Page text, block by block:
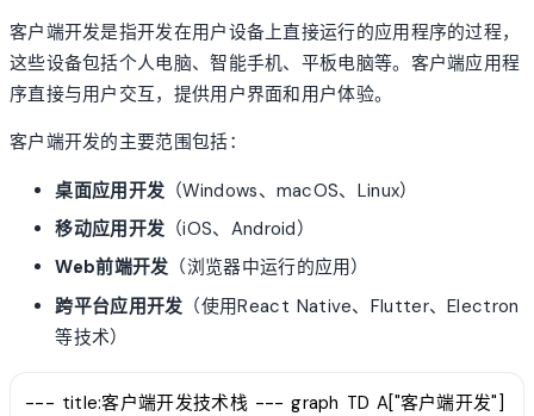
客户端开发是指开发在用户设备上直接运行的应用程序的过程，
这些设备包括个人电脑、智能手机、平板电脑等。客户端应用程
序直接与用户交互，提供用户界面和用户体验。
客户端开发的主要范围包括：
桌面应用开发 （Windows、macOS、Linux）
移动应用开发 （iOS、Android）
Web前端开发 （浏览器中运行的应用）
跨平台应用开发 （使用React Native、Flutter、Electron
等技术）
--- title:客户端开发技术栈 --- graph TD A["客户端开发"]